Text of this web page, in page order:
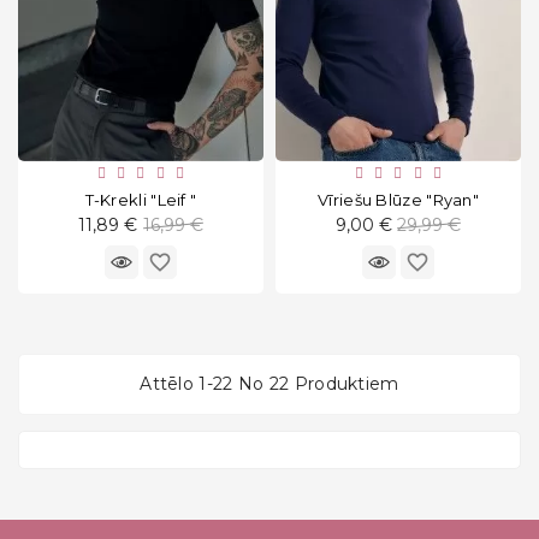
T-Krekli "Leif "
11,89 € Standarta
cena
16,99 €
favorite_border
Vīriešu Blūze "Ryan"
9,00 € Standarta
cena
29,99 €
favorite_border
Attēlo 1-22 No 22 Produktiem